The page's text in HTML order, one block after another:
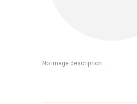
No image description ...